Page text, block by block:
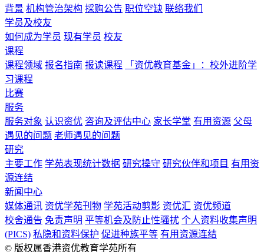
背景 机构管治架构 採购公告 职位空缺 联络我们
学员及校友
如何成为学员 现有学员 校友
课程
课程领域 报名指南 报读课程
「资优教育基金」：校外进阶学
习课程
比赛
服务
服务对象 认识资优 咨询及评估中心 家长学堂 有用资源 父母
遇见的问题 老师遇见的问题
研究
主要工作 学苑表现统计数据 研究操守 研究伙伴和项目 有用资
源连结
新闻中心
媒体通讯 资优学苑刊物 学苑活动剪影 资优汇 资优频道
校舍通告 免责声明 平等机会及防止性骚扰 个人资料收集声明
(PICS) 私隐和资料保护 促进种族平等 有用资源连结
© 版权属香港资优教育学苑所有